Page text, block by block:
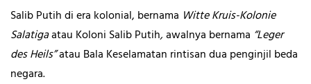
Salib Putih di era kolonial, bernama Witte Kruis-Kolonie
Salatigaatau Koloni Salib Putih,awalnya bernama “Leger
des Heils”atau Bala Keselamatan rintisan dua penginjil beda
negara.